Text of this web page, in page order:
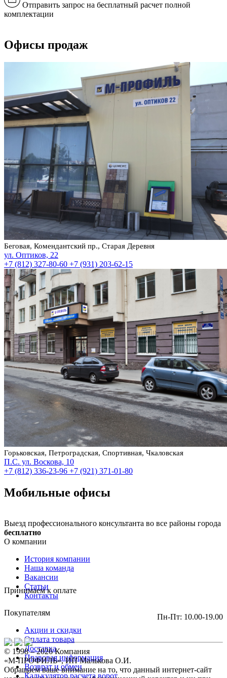
Отправить запрос на бесплатный расчет полной
комплектации
Офисы продаж
Беговая, Комендантский пр., Старая Деревня
ул. Оптиков, 22
+7 (812) 327-80-60 +7 (931) 203-62-15
Горьковская, Петроградская, Спортивная, Чкаловская
П.С. ул. Воскова, 10
+7 (812) 336-23-96 +7 (921) 371-01-80
Мобильные офисы
Выезд профессионального консультанта во все районы города
бесплатно
О компании
История компании
Наша команда
Вакансии
Статьи
Контакты
Покупателям
Акции и скидки
Оплата товара
Доставка
Правовая информация
Возврат и обмен
Калькулятор расчета ворот
Принимаем к оплате
Пн-Пт: 10.00-19.00
© 1998 – 2026 Компания
«М-ПРОФИЛЬ», ИП Малькова О.И.
Обращаем ваше внимание на то, что данный интернет-сайт